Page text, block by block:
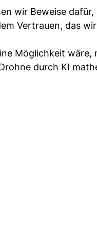
wir Beweise
Vertrauen, das
Möglichkeit
durch KI